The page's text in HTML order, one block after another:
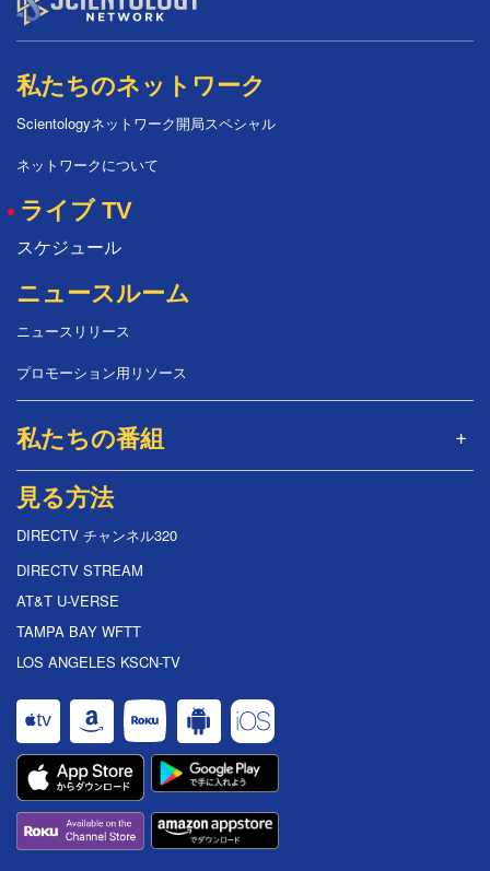
私たちのネットワーク
Scientologyネットワーク開局スペシャル
ネットワークについて
ライブ TV
スケジュール
ニュースルーム
ニュースリリース
プロモーション用リソース
私たちの番組
見る方法
DIRECTV チャンネル320
DIRECTV STREAM
AT&T U-VERSE
TAMPA BAY WFTT
LOS ANGELES KSCN-TV